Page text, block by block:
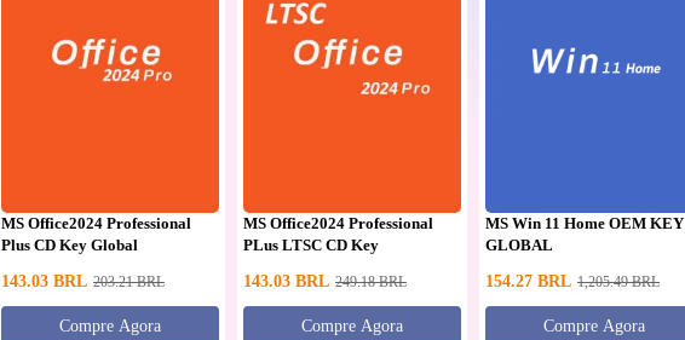
MS Office2024 Professional
Plus CD Key Global
143.03 BRL 203.21 BRL
Compre Agora
MS Office2024 Professional
PLus LTSC CD Key
143.03 BRL 249.18 BRL
Compre Agora
MS Win 11 Home OEM KEY
GLOBAL
154.27 BRL 1,205.49 BRL
Compre Agora